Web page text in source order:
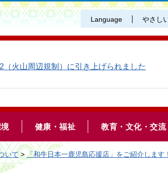
Language やさし
火山周辺規制）に引き上げられました
健康・福祉 教育・文化・交流
いて> 「和牛日本一鹿児島応援店」をご紹介します！